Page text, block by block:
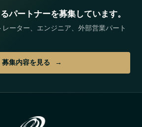
パートナーを募集しています。
ーター、エンジニア、外部営業パート
募集内容を見る